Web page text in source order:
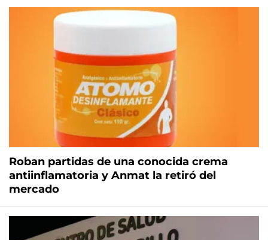
Roban partidas de una conocida crema
antiinflamatoria y Anmat la retiró del
mercado